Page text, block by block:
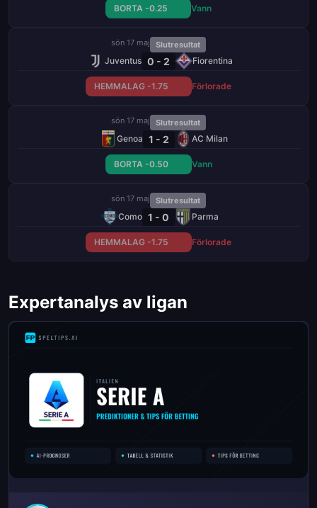
BORTA -0.25 Vann
sön 17 maj Slutresultat
Juventus 0 - 2 Fiorentina
HEMMALAG -1.75 Förlorade
sön 17 maj Slutresultat
Genoa 1 - 2 AC Milan
BORTA -0.50 Vann
sön 17 maj Slutresultat
Como 1 - 0 Parma
HEMMALAG -1.75 Förlorade
Expertanalys av ligan